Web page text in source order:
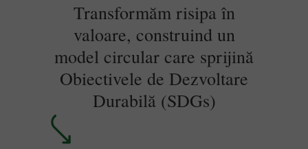
Transformăm risipa în
valoare, construind un
model circular care sprijină
Obiectivele de Dezvoltare
Durabilă (SDGs)